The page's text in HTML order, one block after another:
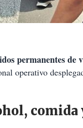
permanentes de
operativo
comida